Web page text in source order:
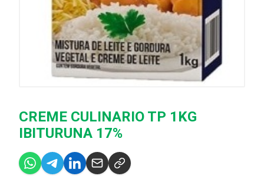
CREME CULINARIO TP 1KG
IBITURUNA 17%